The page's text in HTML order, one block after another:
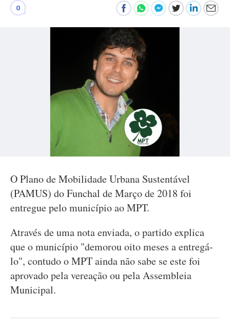
0
O Plano de Mobilidade Urbana Sustentável
(PAMUS) do Funchal de Março de 2018 foi
entregue pelo município ao MPT.
Através de uma nota enviada, o partido explica
que o município "demorou oito meses a entregá-
lo", contudo o MPT ainda não sabe se este foi
aprovado pela vereação ou pela Assembleia
Municipal.